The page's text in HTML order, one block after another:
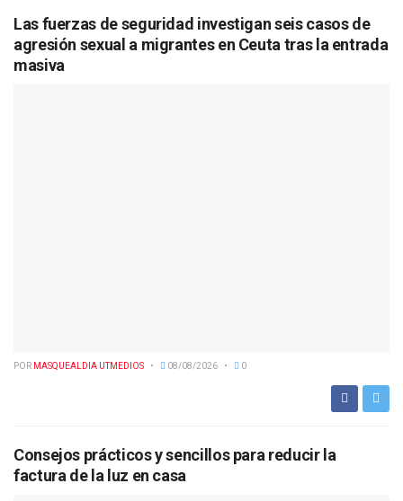
Las fuerzas de seguridad investigan seis casos de
agresión sexual a migrantes en Ceuta tras la entrada
masiva
POR MASQUEALDIA UTMEDIOS 08/08/2026 0
Consejos prácticos y sencillos para reducir la
factura de la luz en casa